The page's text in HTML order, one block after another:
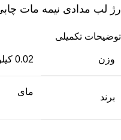
رژ لب مدادی نیمه مات چابی استیک ۱۸ بلک
توضیحات تکمیلی
وزن 0.02 کیلوگرم
برند
مای